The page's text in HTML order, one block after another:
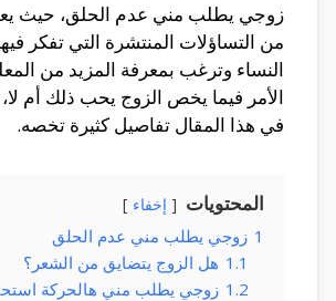
زوجي يطلب مني عدم الحلق، حيث
من التساؤلات المنتشرة التي تفكر
النساء وترغب بمعرفة المزيد من
الأمر فيما يخص الزوج يحب ذلك أم
في هذا المقال تفاصيل كثيرة تخصه.
المحتويات إخفاء
1 زوجي يطلب مني عدم الحلق
1.1 هل الزوج يتضايق من الشعر؟
1.2 زوجي يطلب مني هالحركة